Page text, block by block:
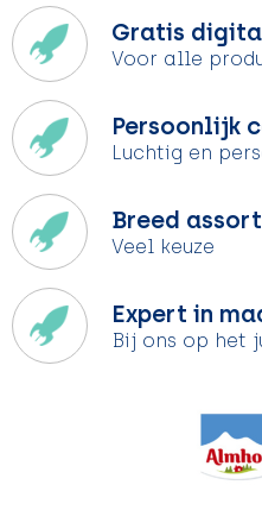
Gratis
Voor alle
Persoonlijk
Luchtig en
Breed
Veel keuze
Expert in
Bij ons op het